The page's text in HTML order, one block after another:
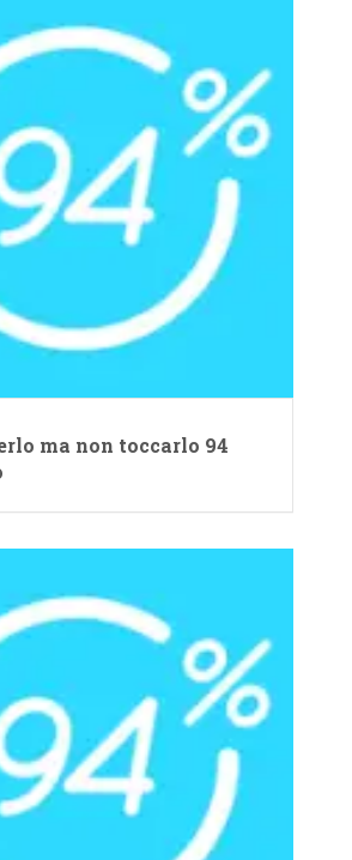
ma non toccarlo 94